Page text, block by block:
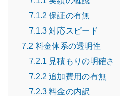
7.1.2 保証の有無
7.1.3 対応スピード
7.2 料金体系の透明性
7.2.1 見積もりの明確さ
7.2.2 追加費用の有無
7.2.3 料金の内訳